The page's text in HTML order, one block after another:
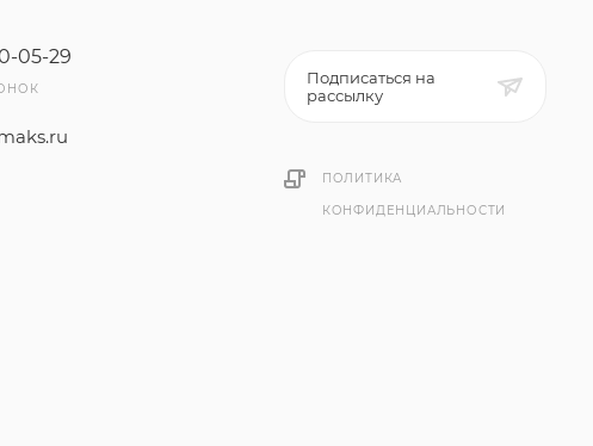
05-29
Подписаться на
рассылку
ПОЛИТИКА
КОНФИДЕНЦИАЛЬНОСТИ